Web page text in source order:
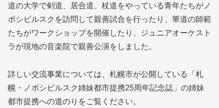
道の大学で剣道、居合道、杖道をやっている青年たちがノ
ボシビルスクを訪問して親善試合を行ったり、華道の師範
たちがワークショップを開催したり、ジュニアオーケスト
ラが現地の音楽院で親善公演をしました。
詳しい交流事業については、札幌市が公開している「札
幌・ノボシビルスク姉妹都市提携25周年記念誌」の姉妹
都市提携への道のりをご覧ください。